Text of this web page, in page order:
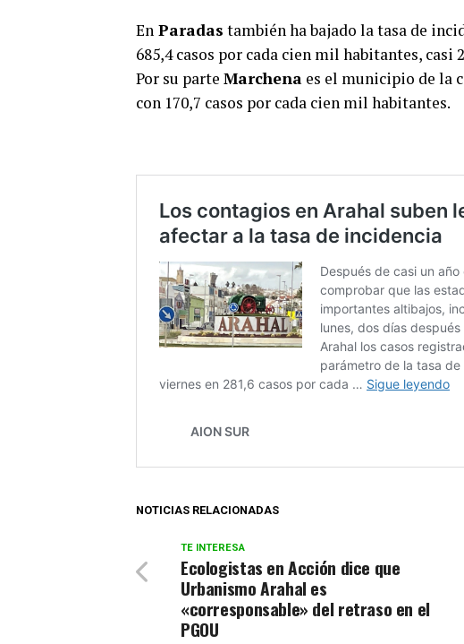
En Paradas también ha bajado la tasa de
685,4 casos por cada cien mil habitantes,
Por su parte Marchena es el municipio de la
con 170,7 casos por cada cien mil habitantes.
NOTICIAS RELACIONADAS
TE INTERESA
Ecologistas en Acción dice que
Urbanismo Arahal es
«corresponsable» del retraso en el
PGOU